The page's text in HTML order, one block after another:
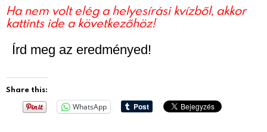
Ha nem volt elég a helyesírási kvízből, akkor
kattints ide a következőhöz!
Írd meg az eredményed!
Share this:
WhatsApp